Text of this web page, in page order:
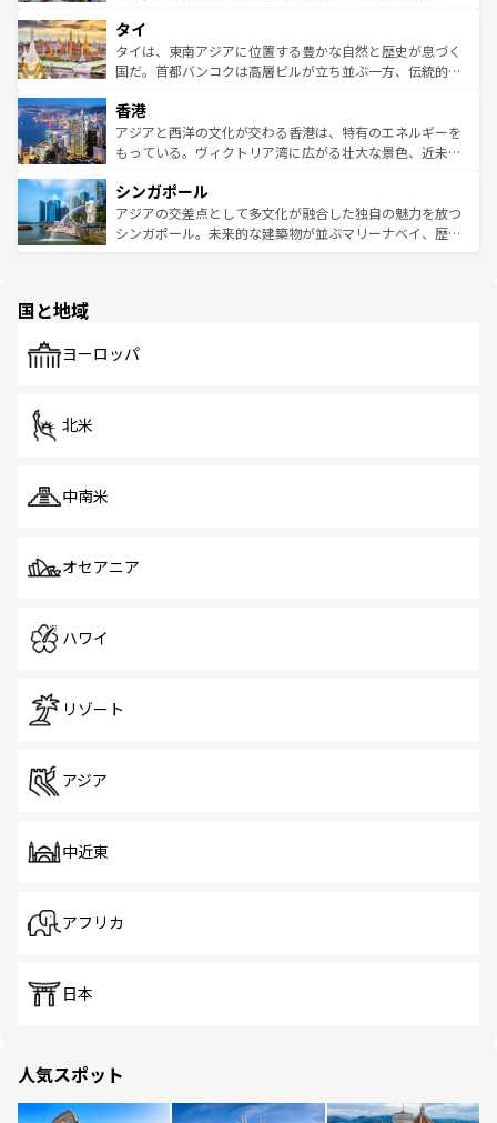
リティに包まれながら、韓国の多彩な魅力を心ゆくまで味
わってみてほしい。 なお、新着の韓国情報はコンテンツ一
覧を参照してほしい。
急速な発展と共に伝統が息づく。ハノイの古い町並みやホ
ーチミン市のフランス統治時代の建物も、独特の雰囲気を
醸し出している。また、バラエティの豊かさとおいしさで
とつ。フォーやバインミー、ベトナムコーヒーなどは、ぜ
ひ現地で味わいたい。どの地域を訪れてもあたたかい人々
が旅行者を迎えてくれるので、きっと忘れられない旅にな
参照してほしい。
タイ
タイは、東南アジアに位置する豊かな自然と歴史が息づく
国だ。首都バンコクは高層ビルが立ち並ぶ一方、伝統的な
の活気が交差している。北部ではチェンマイなどの山岳地
帯で自然と触れ合い、南部ではプーケットやクラビの美し
いビーチでリゾート気分を楽しむことができる。タイ料理
激する。気候は一年中温暖で、どの季節にも異なる楽しみ
が待っている。親しみやすいタイの人々、仏教を中心とし
た文化、そして多様な観光資源が、訪れる旅人を魅了し続
香港
アジアと西洋の文化が交わる香港は、特有のエネルギーを
もっている。ヴィクトリア湾に広がる壮大な景色、近未来
み、どこを訪れても感動するはず。観光スポットが密集し
ており、効率よく見どころを回れるのも魅力。息をのむよ
うな絶景から文化的な体験まで、香港を存分に楽しみ尽く
シンガポール
アジアの交差点として多文化が融合した独自の魅力を放つ
シンガポール。未来的な建築物が並ぶマリーナベイ、歴史
で、ホーカーズは地元の風情を楽しめる外せないスポット
国と地域
ヨーロッパ
北米
中南米
オセアニア
ハワイ
リゾート
アジア
中近東
アフリカ
日本
人気スポット